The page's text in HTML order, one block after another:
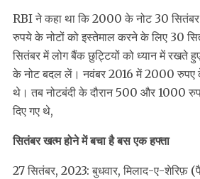
RBI ने कहा था कि 2000 के नोट 30
रुपये के नोटों को इस्तेमाल करने के लिए 30
सितंबर में लोग बैंक छुट्टियों को ध्यान में रखते
के नोट बदल लें। नवंबर 2016 में 2000 रुपए
थे। तब नोटबंदी के दौरान 500 और 1000
दिए गए थे,
सितंबर खत्म होने में बचा है बस एक हफ्ता
27 सितंबर, 2023: बुधवार, मिलाद-ए-शेरिफ़